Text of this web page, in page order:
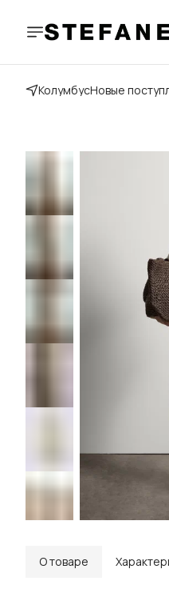
КолумбусНовые
О товаре